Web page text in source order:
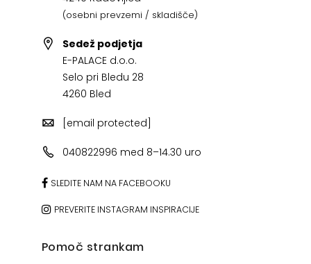
(osebni prevzemi / skladišče)
Sedež podjetja
E-PALACE d.o.o.
Selo pri Bledu 28
4260 Bled
[email protected]
040822996 med 8–14.30 uro
SLEDITE NAM NA FACEBOOKU
PREVERITE INSTAGRAM INSPIRACIJE
Pomoč strankam